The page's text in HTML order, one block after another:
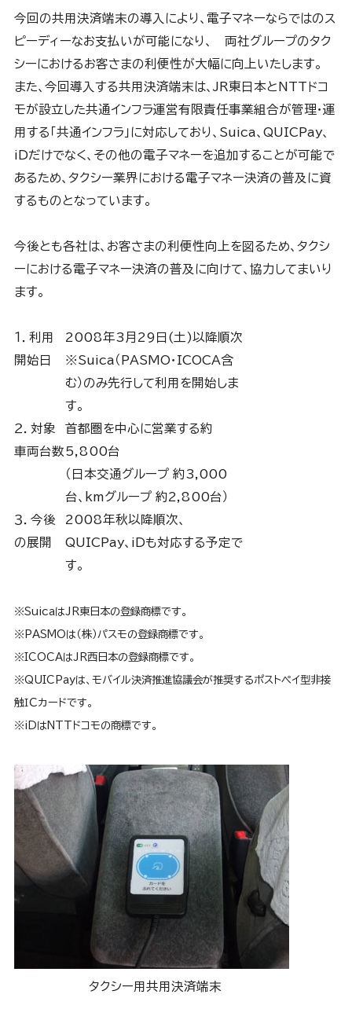
今回の共用決済端末の導入により、電子マネーならではのス
ピーディーなお支払いが可能になり、 両社グループのタク
シーにおけるお客さまの利便性が大幅に向上いたします。
また、今回導入する共用決済端末は、JR東日本とNTTドコ
モが設立した共通インフラ運営有限責任事業組合が管理・運
用する「共通インフラ」に対応しており、Suica、QUICPay、
iDだけでなく、その他の電子マネーを追加することが可能で
あるため、タクシー業界における電子マネー決済の普及に資
するものとなっています。
今後とも各社は、お客さまの利便性向上を図るため、タクシ
ーにおける電子マネー決済の普及に向けて、協力してまいり
ます。
１．利用
開始日
2008年3月29日(土)以降順次
※Suica（PASMO・ICOCA含
む）のみ先行して利用を開始しま
す。
２．対象
車両台数
首都圏を中心に営業する約
5,800台
（日本交通グループ 約3,000
台、kmグループ 約2,800台）
３．今後
の展開
2008年秋以降順次、
QUICPay、iDも対応する予定で
す。
※SuicaはJR東日本の登録商標です。
※ PASMOは（株）パスモの登録商標です。
※ICOCAはJR西日本の登録商標です。
※QUICPayは、モバイル決済推進協議会が推奨するポストペイ型非接
触ＩＣカードです。
※iDはNTTドコモの商標です。
タクシー用共用決済端末